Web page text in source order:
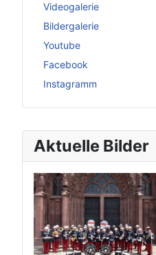
Aktuelle Bilder
Videogalerie
Bildergalerie
Youtube
Facebook
Instagramm